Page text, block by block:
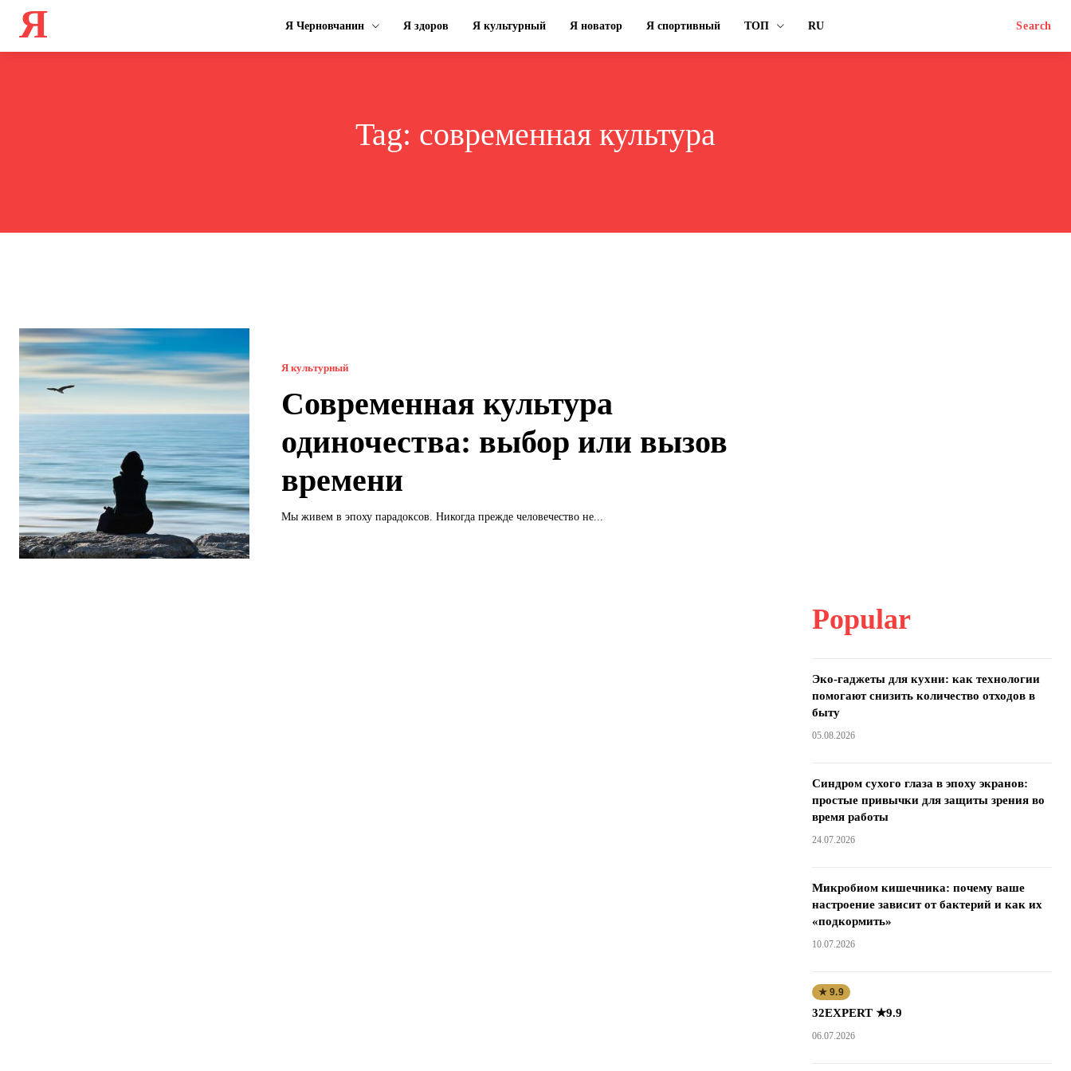
Я Я Черновчанин Я здоров Я культурный Я новатор Я спортивный ТОП RU Search
Tag: современная культура
Я культурный
Современная культура
одиночества: выбор или вызов
времени
Мы живем в эпоху парадоксов. Никогда прежде человечество не...
Popular
Эко-гаджеты для кухни: как технологии
помогают снизить количество отходов в
быту
05.08.2026
Синдром сухого глаза в эпоху экранов:
простые привычки для защиты зрения во
время работы
24.07.2026
Микробиом кишечника: почему ваше
настроение зависит от бактерий и как их
«подкормить»
10.07.2026
★ 9.9
32EXPERT ★9.9
06.07.2026